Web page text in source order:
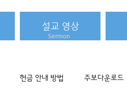
설교 영상
Sermon
헌금 안내 방법 주보다운로드